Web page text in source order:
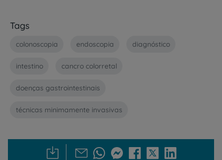
Tags
colonoscopia endoscopia diagnóstico
intestino cancro colorretal
doenças gastrointestinais
técnicas minimamente invasivas